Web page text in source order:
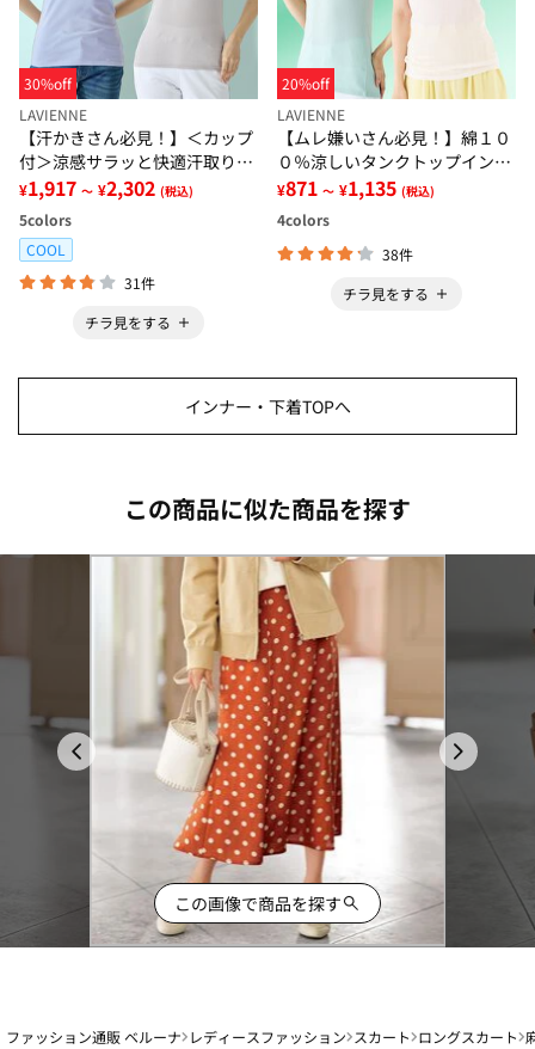
30%off
LAVIENNE
【汗かきさん必見！】＜カップ
付＞涼感サラッと快適汗取りタ
ンクトップインナー＜さらりラ
ボ＞
¥1,917 ～ ¥2,302 (税込)
5colors
COOL
31件
チラ見をする
20%off
LAVIENNE
【ムレ嫌いさん必見！】綿１０
０％涼しいタンクトップインナ
ー＜さらりラボ＞
¥871 ～ ¥1,135 (税込)
4colors
38件
チラ見をする
インナー・下着TOPへ
この商品に似た商品を探す
この画像で商品を探す
ファッション通販 ベルーナ レディースファッション スカート ロングスカート